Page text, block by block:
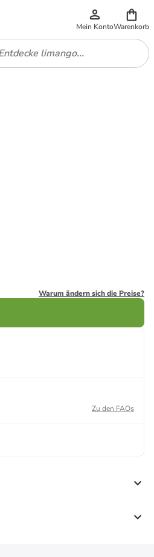
Mein KontoWarenkorb
Warum ändern sich die Preise?
Zu den FAQs